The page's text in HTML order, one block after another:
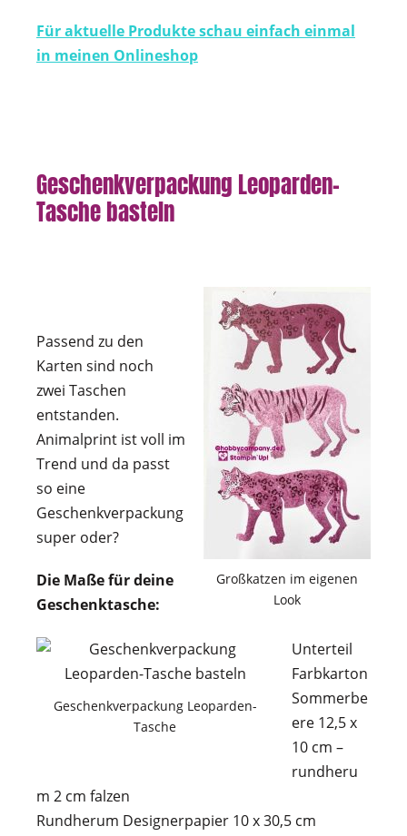
Für aktuelle Produkte schau einfach einmal
in meinen Onlineshop
Geschenkverpackung Leoparden-
Tasche basteln
Großkatzen im eigenen
Look
Geschenkverpackung Leoparden-
Tasche
Passend zu den
Karten sind noch
zwei Taschen
entstanden.
Animalprint ist voll im
Trend und da passt
so eine
Geschenkverpackung
super oder?
Die Maße für deine
Geschenktasche:
Unterteil
Farbkarton
Sommerbe
ere 12,5 x
10 cm –
rundheru
m 2 cm falzen
Rundherum Designerpapier 10 x 30,5 cm